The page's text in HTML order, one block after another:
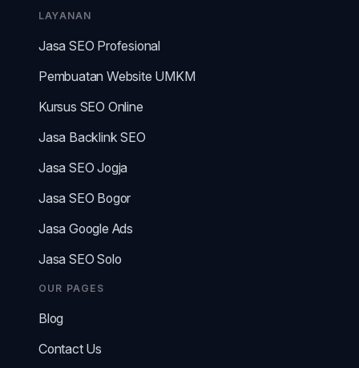
LAYANAN
Jasa SEO Profesional
Pembuatan Website UMKM
Kursus SEO Online
Jasa Backlink SEO
Jasa SEO Jogja
Jasa SEO Bogor
Jasa Google Ads
Jasa SEO Solo
OUR PAGES
Blog
Contact Us